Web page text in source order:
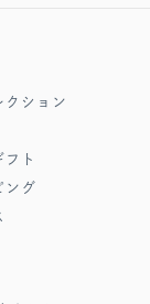
クション
フト
ング